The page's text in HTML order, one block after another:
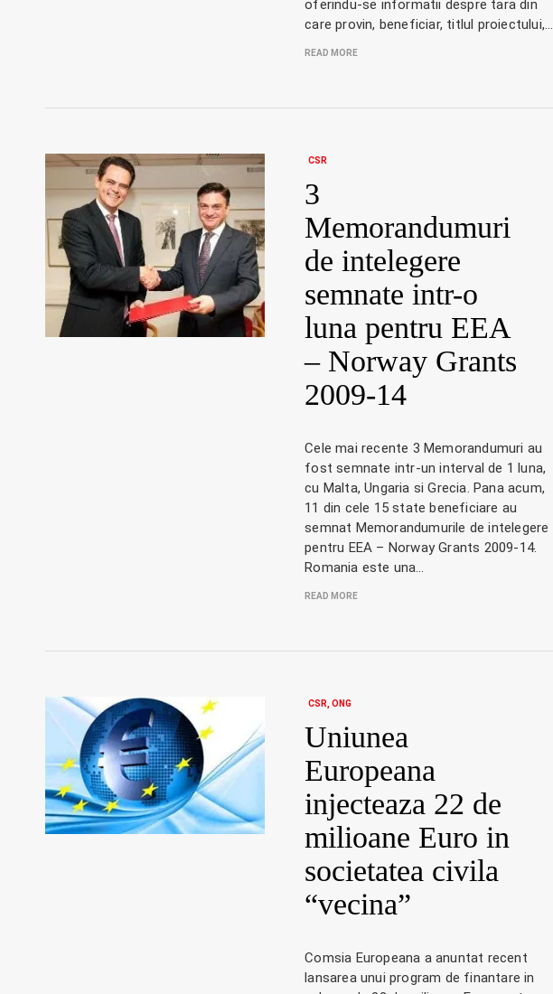
oferindu-se informatii despre tara din
care provin, beneficiar, titlul proiectului,…
READ MORE
CSR
3
Memorandumuri
de intelegere
semnate intr-o
luna pentru EEA
– Norway Grants
2009-14
Cele mai recente 3 Memorandumuri au
fost semnate intr-un interval de 1 luna,
cu Malta, Ungaria si Grecia. Pana acum,
11 din cele 15 state beneficiare au
semnat Memorandumurile de intelegere
pentru EEA – Norway Grants 2009-14.
Romania este una…
READ MORE
CSR ONG
Uniunea
Europeana
injecteaza 22 de
milioane Euro in
societatea civila
“vecina”
Comsia Europeana a anuntat recent
lansarea unui program de finantare in